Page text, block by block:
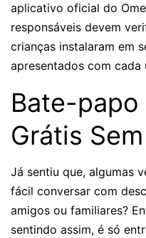
aplicativo oficial do
responsáveis ​​devem
crianças instalaram em
apresentados com cada
Bate-papo
Grátis
Já sentiu que, algumas
fácil conversar com
amigos ou familiares?
sentindo assim, é só